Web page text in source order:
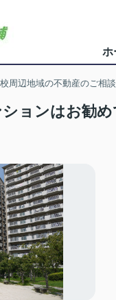
ホ
周辺地域の不動産のご相
ョンはお勧